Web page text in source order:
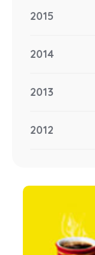
2015
2014
2013
2012